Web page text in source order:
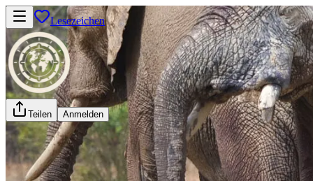
Lesezeichen
Teilen Anmelden